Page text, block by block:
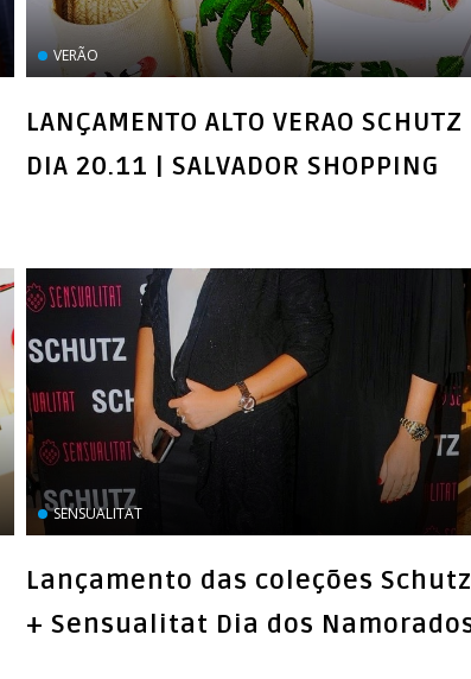
VERÃO
LANÇAMENTO ALTO VERAO SCHUTZ
SENSUALITAT
Lançamento das coleções Schutz
+ Sensualitat Dia dos